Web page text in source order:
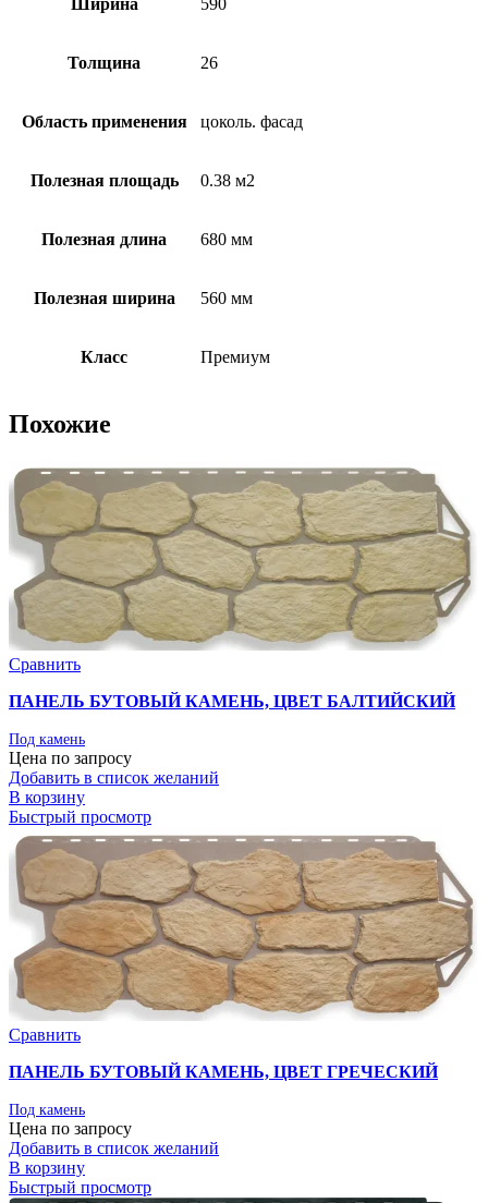
Толщина 26
Область применения цоколь. фасад
Полезная площадь 0.38 м2
Полезная длина 680 мм
Полезная ширина 560 мм
Класс Премиум
Похожие
Сравнить
ПАНЕЛЬ БУТОВЫЙ КАМЕНЬ, ЦВЕТ БАЛТИЙСКИЙ
Под камень
Цена по запросу
Добавить в список желаний
В корзину
Быстрый просмотр
Сравнить
ПАНЕЛЬ БУТОВЫЙ КАМЕНЬ, ЦВЕТ ГРЕЧЕСКИЙ
Под камень
Цена по запросу
Добавить в список желаний
В корзину
Быстрый просмотр